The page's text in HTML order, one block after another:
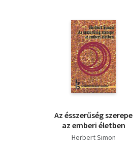
Az ésszerűség szerepe
az emberi életben
Herbert Simon